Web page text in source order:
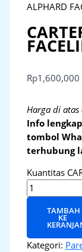
ALPHARD
Rp1,600,000
Harga di
Info
tombol
terhubung
Kuantitas
TAMBAH
KE
Kategori: